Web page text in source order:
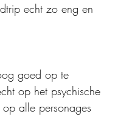
echt zo eng en
goed op te
op het psychische
alle personages